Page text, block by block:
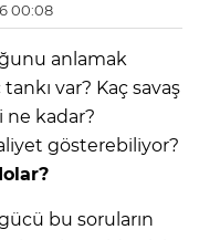
00:08
anlamak
var? Kaç savaş
ne kadar?
gösterebiliyor?
bu soruların